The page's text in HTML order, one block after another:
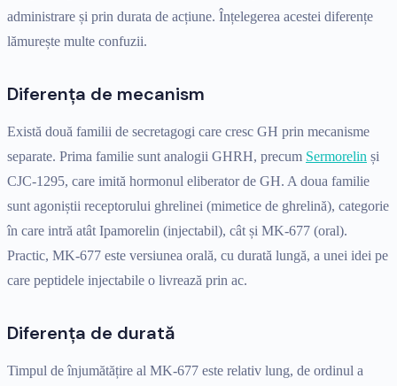
administrare și prin durata de acțiune. Înțelegerea acestei diferențe
lămurește multe confuzii.
Diferența de mecanism
Există două familii de secretagogi care cresc GH prin mecanisme
separate. Prima familie sunt analogii GHRH, precum Sermorelin și
CJC-1295, care imită hormonul eliberator de GH. A doua familie
sunt agoniștii receptorului ghrelinei (mimetice de ghrelină), categorie
în care intră atât Ipamorelin (injectabil), cât și MK-677 (oral).
Practic, MK-677 este versiunea orală, cu durată lungă, a unei idei pe
care peptidele injectabile o livrează prin ac.
Diferența de durată
Timpul de înjumătățire al MK-677 este relativ lung, de ordinul a